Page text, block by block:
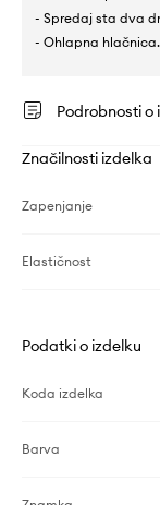
- Spredaj sta dva
- Ohlapna hlačnica.
Podrobnosti o
Značilnosti izdelka
Zapenjanje
Elastičnost
Podatki o izdelku
Koda izdelka
Barva